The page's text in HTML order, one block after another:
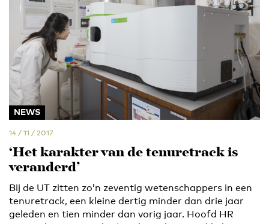
NEWS
14 / 11 / 2017
‘Het karakter van de tenuretrack is
veranderd’
Bij de UT zitten zo’n zeventig wetenschappers in een
tenuretrack, een kleine dertig minder dan drie jaar
geleden en tien minder dan vorig jaar. Hoofd HR